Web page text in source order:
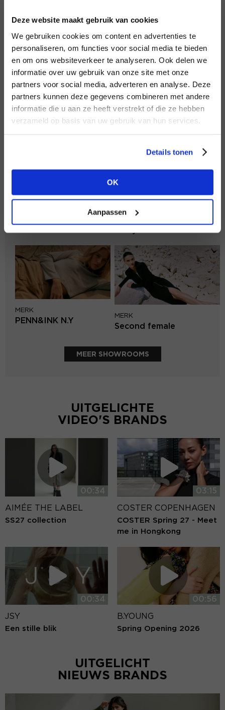
Deze website maakt gebruik van cookies
We gebruiken cookies om content en advertenties te
personaliseren, om functies voor social media te bieden
en om ons websiteverkeer te analyseren. Ook delen we
informatie over uw gebruik van onze site met onze
partners voor social media, adverteren en analyse. Deze
partners kunnen deze gegevens combineren met andere
informatie die u aan ze heeft verstrekt of die ze hebben
verzameld op basis van uw gebruik van hun services.
Details tonen
OK
Aanpassen
INLOGGEN
Wachtwoord
INLOGGEN
NOG GEEN ACCOUNT?
HEB JE NOG GEEN
ACCOUNT?
aan of bekijk de andere mogelijkheden.
BEKIJK ALLE OPTIES
MERK
Harper & Yve
Aimée the Label
MERK
MERK
Aaiko
MERK
PENN&INK N.Y
MERK
Second female
MEER SHOWROOMS
UITGELICHTE
VIDEO'S BRANDS
00:34
AIMÉE THE LABEL
SS27 collection
03:15
COSTER COPENHAGEN
COSTER Spring 27 - Meet
me in Hongkong
00:34
JSY
Een stille blik
00:56
B.YOUNG
Spring Opening 2026
UITGELICHT
NIEUWS BRANDS